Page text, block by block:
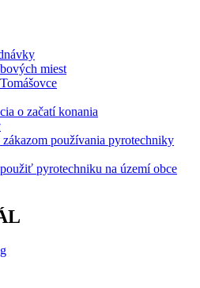
miest
o začatí konania
používania pyrotechniky
pyrotechniku na území obce